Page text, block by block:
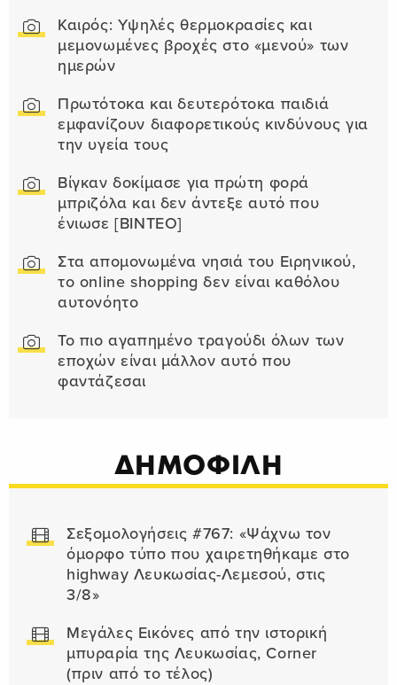
Καιρός: Υψηλές θερμοκρασίες και
μεμονωμένες βροχές στο «μενού» των
ημερών
Πρωτότοκα και δευτερότοκα παιδιά
εμφανίζουν διαφορετικούς κινδύνους για
την υγεία τους
Βίγκαν δοκίμασε για πρώτη φορά
μπριζόλα και δεν άντεξε αυτό που
ένιωσε [ΒΙΝΤΕΟ]
Στα απομονωμένα νησιά του Ειρηνικού,
το online shopping δεν είναι καθόλου
αυτονόητο
Το πιο αγαπημένο τραγούδι όλων των
εποχών είναι μάλλον αυτό που
φαντάζεσαι
ΔΗΜΟΦΙΛΗ
Σεξομολογήσεις #767: «Ψάχνω τον
όμορφο τύπο που χαιρετηθήκαμε στο
highway Λευκωσίας-Λεμεσού, στις
3/8»
Μεγάλες Εικόνες από την ιστορική
μπυραρία της Λευκωσίας, Corner
(πριν από το τέλος)